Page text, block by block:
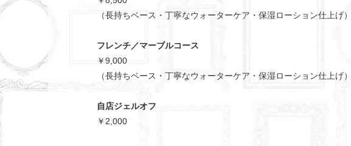
（長持ちベース・丁寧なウォーターケア・保湿ローション仕上げ）
フレンチ／マーブルコース
￥9,000
（長持ちベース・丁寧なウォーターケア・保湿ローション仕上げ）
自店ジェルオフ
￥2,000